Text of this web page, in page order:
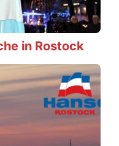
in Rostock